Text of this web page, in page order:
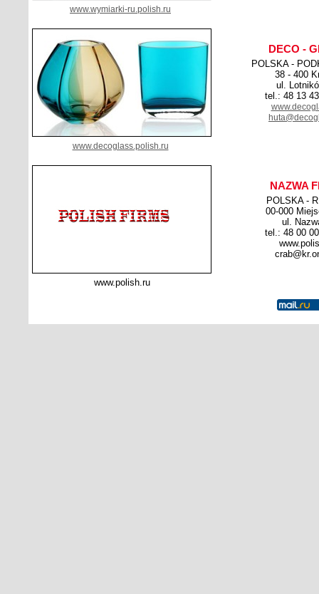
www.wymiarki-ru.polish.ru
DECO -
POLSKA -
38 - 400
ul.
tel.: 48 13
www.decoglass.polish.ru
NAZWA
POLSKA -
00-000
ul.
tel.: 48 00
www.polish.ru